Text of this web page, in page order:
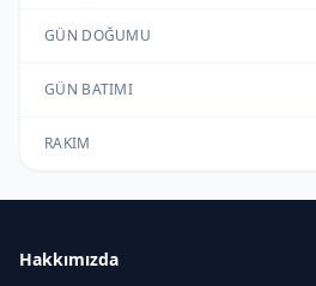
GÜN DOĞUMU
GÜN BATIMI
RAKIM
Hakkımızda